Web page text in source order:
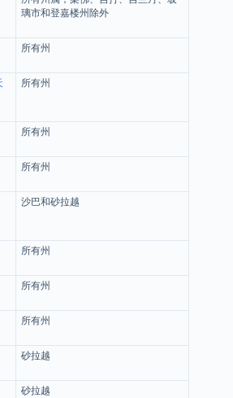
璃市和登嘉楼州除外
所有州
所有州
所有州
所有州
沙巴和砂拉越
所有州
所有州
所有州
砂拉越
砂拉越